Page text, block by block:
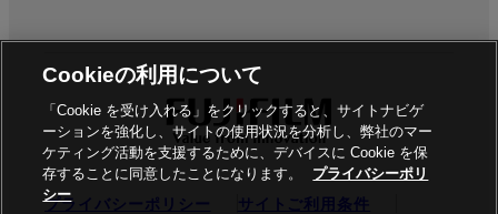
プライバシーポリシー サイトご利用条件
Cookieの利用について
「Cookie を受け入れる」をクリックすると、サイトナビゲ
ーションを強化し、サイトの使用状況を分析し、弊社のマー
ケティング活動を支援するために、デバイスに Cookie を保
存することに同意したことになります。
プライバシーポリ
シー